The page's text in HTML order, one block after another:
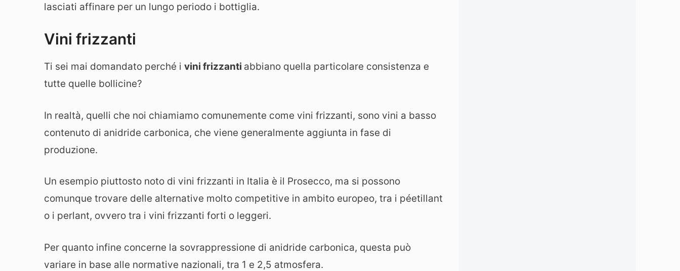
lasciati affinare per un lungo periodo i bottiglia.
Vini frizzanti
Ti sei mai domandato perché i vini frizzanti abbiano quella particolare consistenza e
tutte quelle bollicine?
In realtà, quelli che noi chiamiamo comunemente come vini frizzanti, sono vini a basso
contenuto di anidride carbonica, che viene generalmente aggiunta in fase di
produzione.
Un esempio piuttosto noto di vini frizzanti in Italia è il Prosecco, ma si possono
comunque trovare delle alternative molto competitive in ambito europeo, tra i péetillant
o i perlant, ovvero tra i vini frizzanti forti o leggeri.
Per quanto infine concerne la sovrappressione di anidride carbonica, questa può
variare in base alle normative nazionali, tra 1 e 2,5 atmosfera.